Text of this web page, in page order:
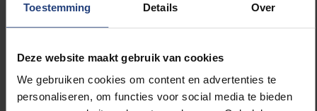
Toestemming Details Over
Deze website maakt gebruik van cookies
We gebruiken cookies om content en advertenties te
personaliseren, om functies voor social media te bieden
aan de diversiteit van de Europese democratieën.
sterk staan in het Europees parlement, zou een
Europese kieskring het Parlement nog verder van de